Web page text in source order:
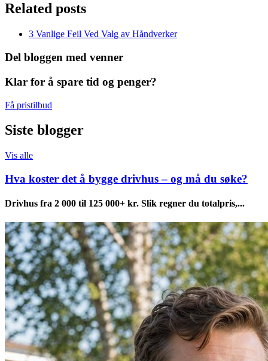
Related posts
3 Vanlige Feil Ved Valg av Håndverker
Del bloggen med venner
Klar for å spare tid og penger?
Få pristilbud
Siste blogger
Vis alle
Hva koster det å bygge drivhus – og må du søke?
Drivhus fra 2 000 til 125 000+ kr. Slik regner du totalpris,...